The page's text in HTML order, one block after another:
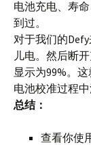
电池充电、寿
到过。
对于我们的
儿电。然后断
显示为99%。
电池校准过程
总结：
查看你使